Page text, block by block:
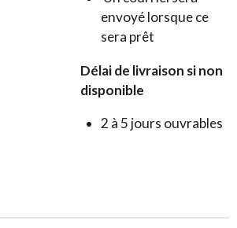
envoyé lorsque ce
sera prêt
Délai de livraison si non
disponible
2 à 5 jours ouvrables